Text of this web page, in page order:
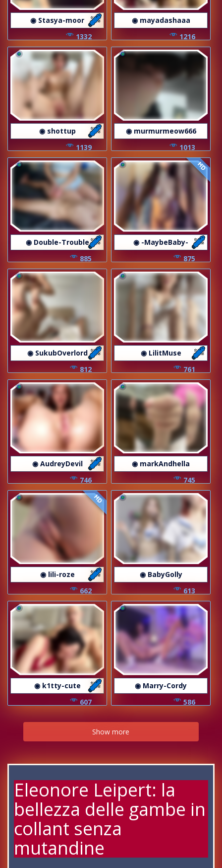
◉ Stasya-moor
1332
◉ mayadashaaa
1216
◉ shottup
1139
◉ murmurmeow666
1013
◉ Double-Trouble
885
HD
◉ -MaybeBaby-
875
◉ SukubOverlord
812
◉ LilitMuse
761
◉ AudreyDevil
746
◉ markAndhella
745
HD
◉ lili-roze
662
◉ BabyGolly
613
◉ k1tty-cute
607
◉ Marry-Cordy
586
Show more
Eleonore Leipert: la
bellezza delle gambe in
collant senza
mutandine